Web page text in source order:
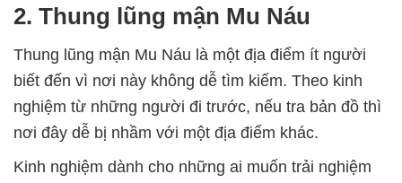
2. Thung lũng mận Mu Náu
Thung lũng mận Mu Náu là một địa điểm ít người
biết đến vì nơi này không dễ tìm kiếm. Theo kinh
nghiệm từ những người đi trước, nếu tra bản đồ thì
nơi đây dễ bị nhầm với một địa điểm khác.
Kinh nghiệm dành cho những ai muốn trải nghiệm